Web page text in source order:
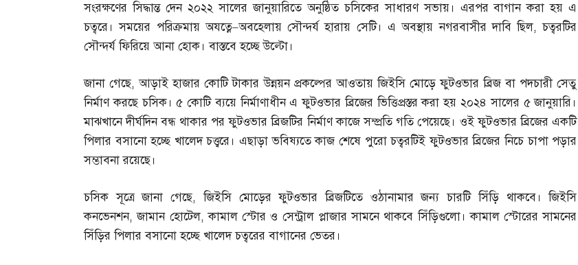
সংরক্ষণের সিদ্ধান্ত দেন ২০২২ সালের জানুয়ারিতে অনুষ্ঠিত চসিকের সাধারণ সভায়। এরপর বাগান করা হয় এ
চত্বরে। সময়ের পরিক্রমায় অযত্নে–অবহেলায় সৌন্দর্য হারায় সেটি। এ অবস্থায় নগরবাসীর দাবি ছিল,চত্বরটির
সৌন্দর্য ফিরিয়ে আনা হোক। বাস্তবে হচ্ছে উল্টো।
জানা গেছে,আড়াই হাজার কোটি টাকার উন্নয়ন প্রকল্পের আওতায় জিইসি মোড়ে ফুটওভার ব্রিজ বা পদচারী সেতু
নির্মাণ করছে চসিক। ৫ কোটি ব্যয়ে নির্মাণাধীন এ ফুটওভার ব্রিজের ভিত্তিপ্রস্তর করা হয় ২০২৪ সালের ৫ জানুয়ারি।
মাঝখানে দীর্ঘদিন বন্ধ থাকার পর ফুটওভার ব্রিজটির নির্মাণ কাজে সম্প্রতি গতি পেয়েছে। ওই ফুটওভার ব্রিজের একটি
পিলার বসানো হচ্ছে খালেদ চত্ত্বরে। এছাড়া ভবিষ্যতে কাজ শেষে পুরো চত্বরটিই ফুটওভার ব্রিজের নিচে চাপা পড়ার
সম্ভাবনা রয়েছে।
চসিক সূত্রে জানা গেছে,জিইসি মোড়ের ফুটওভার ব্রিজটিতে ওঠানামার জন্য চারটি সিঁড়ি থাকবে। জিইসি
কনভেনশন,জামান হোটেল,কামাল স্টোর ও সেন্ট্রাল প্লাজার সামনে থাকবে সিঁড়িগুলো। কামাল স্টোরের সামনের
সিঁড়ির পিলার বসানো হচ্ছে খালেদ চত্বরের বাগানের ভেতর।